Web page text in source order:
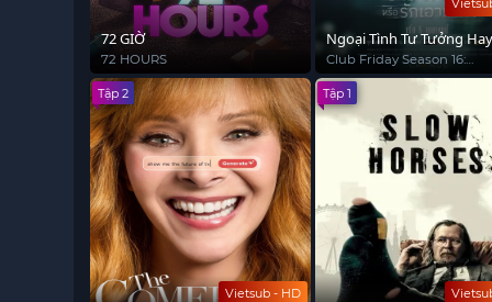
72 GIỜ
72 HOURS
Ngoại Tình Tư Tưởng
Xác
Club Friday Season 16:
Depression or Just
Selfishness
Vietsub - HD
Tập 2 Tập 1